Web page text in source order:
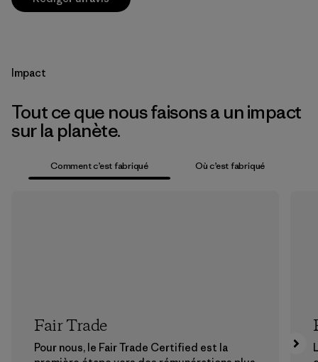
Impact
Tout ce que nous faisons a un impact
sur la planète.
Comment c’est fabriqué Où c’est fabriqué
Fair Trade
Pour nous, le Fair Trade Certified est la